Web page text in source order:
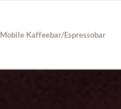
Mobile Kaffeebar/Espressobar